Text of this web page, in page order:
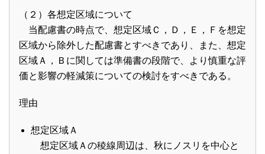
（２）各想定区域について
当配慮書の時点で、想定区域Ｃ，Ｄ，Ｅ，Ｆを想定
区域から除外した配慮書とすべきであり、また、想定
区域Ａ，Ｂに関しては準備書の段階で、より慎重な評
価と影響の軽減策についての検討をすべきである。
理由
想定区域Ａ
想定区域Ａの稜線周辺は、秋にノスリを中心と